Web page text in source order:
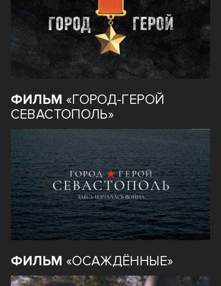
ФИЛЬМ «ГОРОД-ГЕРОЙ
СЕВАСТОПОЛЬ»
ФИЛЬМ «ОСАЖДЁННЫЕ»